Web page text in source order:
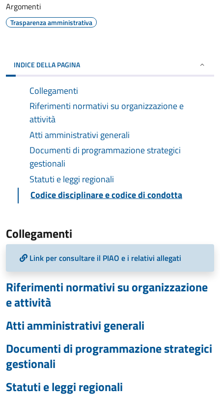
Argomenti
Trasparenza amministrativa
INDICE DELLA PAGINA
Collegamenti
Riferimenti normativi su organizzazione e
attività
Atti amministrativi generali
Documenti di programmazione strategici
gestionali
Statuti e leggi regionali
Codice disciplinare e codice di condotta
Collegamenti
Link per consultare il PIAO e i relativi allegati
Riferimenti normativi su organizzazione
e attività
Atti amministrativi generali
Documenti di programmazione strategici
gestionali
Statuti e leggi regionali